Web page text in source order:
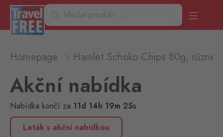
Homepage Hamlet Schoko Chips 80g, různé
Akční nabídka
Nabídka končí za 11d 14h 19m 25s
Leták s akční nabídkou